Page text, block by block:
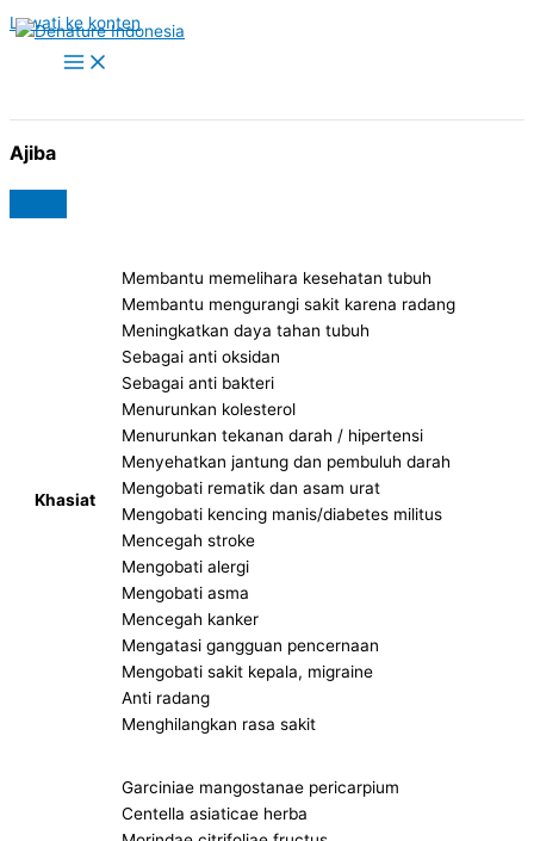
Lewati ke konten
Ajiba
Khasiat
Membantu memelihara kesehatan tubuh
Membantu mengurangi sakit karena radang
Meningkatkan daya tahan tubuh
Sebagai anti oksidan
Sebagai anti bakteri
Menurunkan kolesterol
Menurunkan tekanan darah / hipertensi
Menyehatkan jantung dan pembuluh darah
Mengobati rematik dan asam urat
Mengobati kencing manis/diabetes militus
Mencegah stroke
Mengobati alergi
Mengobati asma
Mencegah kanker
Mengatasi gangguan pencernaan
Mengobati sakit kepala, migraine
Anti radang
Menghilangkan rasa sakit
Garciniae mangostanae pericarpium
Centella asiaticae herba